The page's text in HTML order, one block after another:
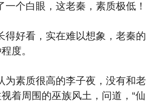
白眼，这老秦，素质极低！
看，实在难以想象，老秦的
度。
质很高的李子夜，没有和老
着周围的巫族风土，问道，“仙